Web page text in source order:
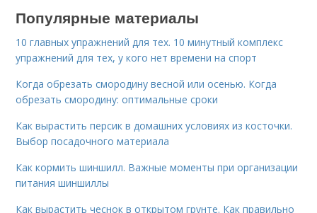
Популярные материалы
10 главных упражнений для тех. 10 минутный комплекс
упражнений для тех, у кого нет времени на спорт
Когда обрезать смородину весной или осенью. Когда
обрезать смородину: оптимальные сроки
Как вырастить персик в домашних условиях из косточки.
Выбор посадочного материала
Как кормить шиншилл. Важные моменты при организации
питания шиншиллы
Как вырастить чеснок в открытом грунте. Как правильно